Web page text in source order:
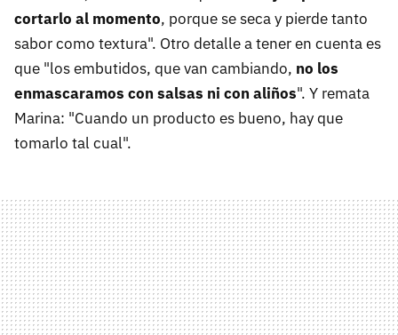
cortarlo al momento, porque se seca y pierde tanto
sabor como textura". Otro detalle a tener en cuenta es
que "los embutidos, que van cambiando, no los
enmascaramos con salsas ni con aliños". Y remata
Marina: "Cuando un producto es bueno, hay que
tomarlo tal cual".